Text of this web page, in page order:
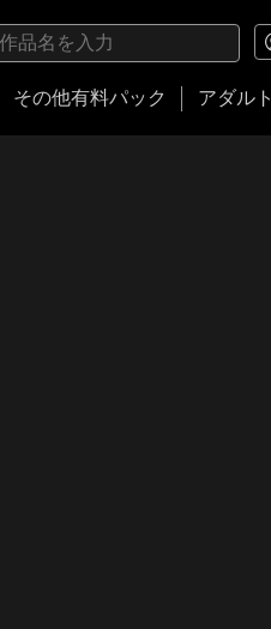
その他有料パック アダルト